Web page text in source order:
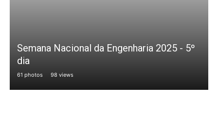
Semana Nacional da Engenharia 2025 - 5º
dia
61 photos 98 views